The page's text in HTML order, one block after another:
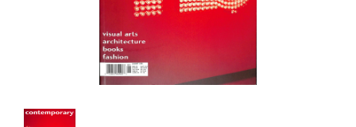
コンサート
出演者